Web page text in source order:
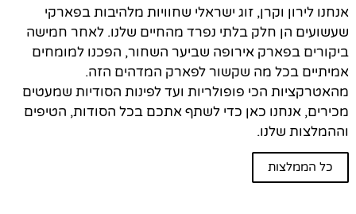
אנחנו לירון וקרן, זוג ישראלי שחוויות מלהיבות בפארקי
שעשועים הן חלק בלתי נפרד מהחיים שלנו. לאחר חמישה
ביקורים בפארק אירופה שביער השחור, הפכנו למומחים
אמיתיים בכל מה שקשור לפארק המדהים הזה.
מהאטרקציות הכי פופולריות ועד לפינות הסודיות שמעטים
מכירים, אנחנו כאן כדי לשתף אתכם בכל הסודות, הטיפים
וההמלצות שלנו.
כל הממלצות